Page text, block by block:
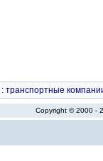
: транспортные
Copyright © 2000 -